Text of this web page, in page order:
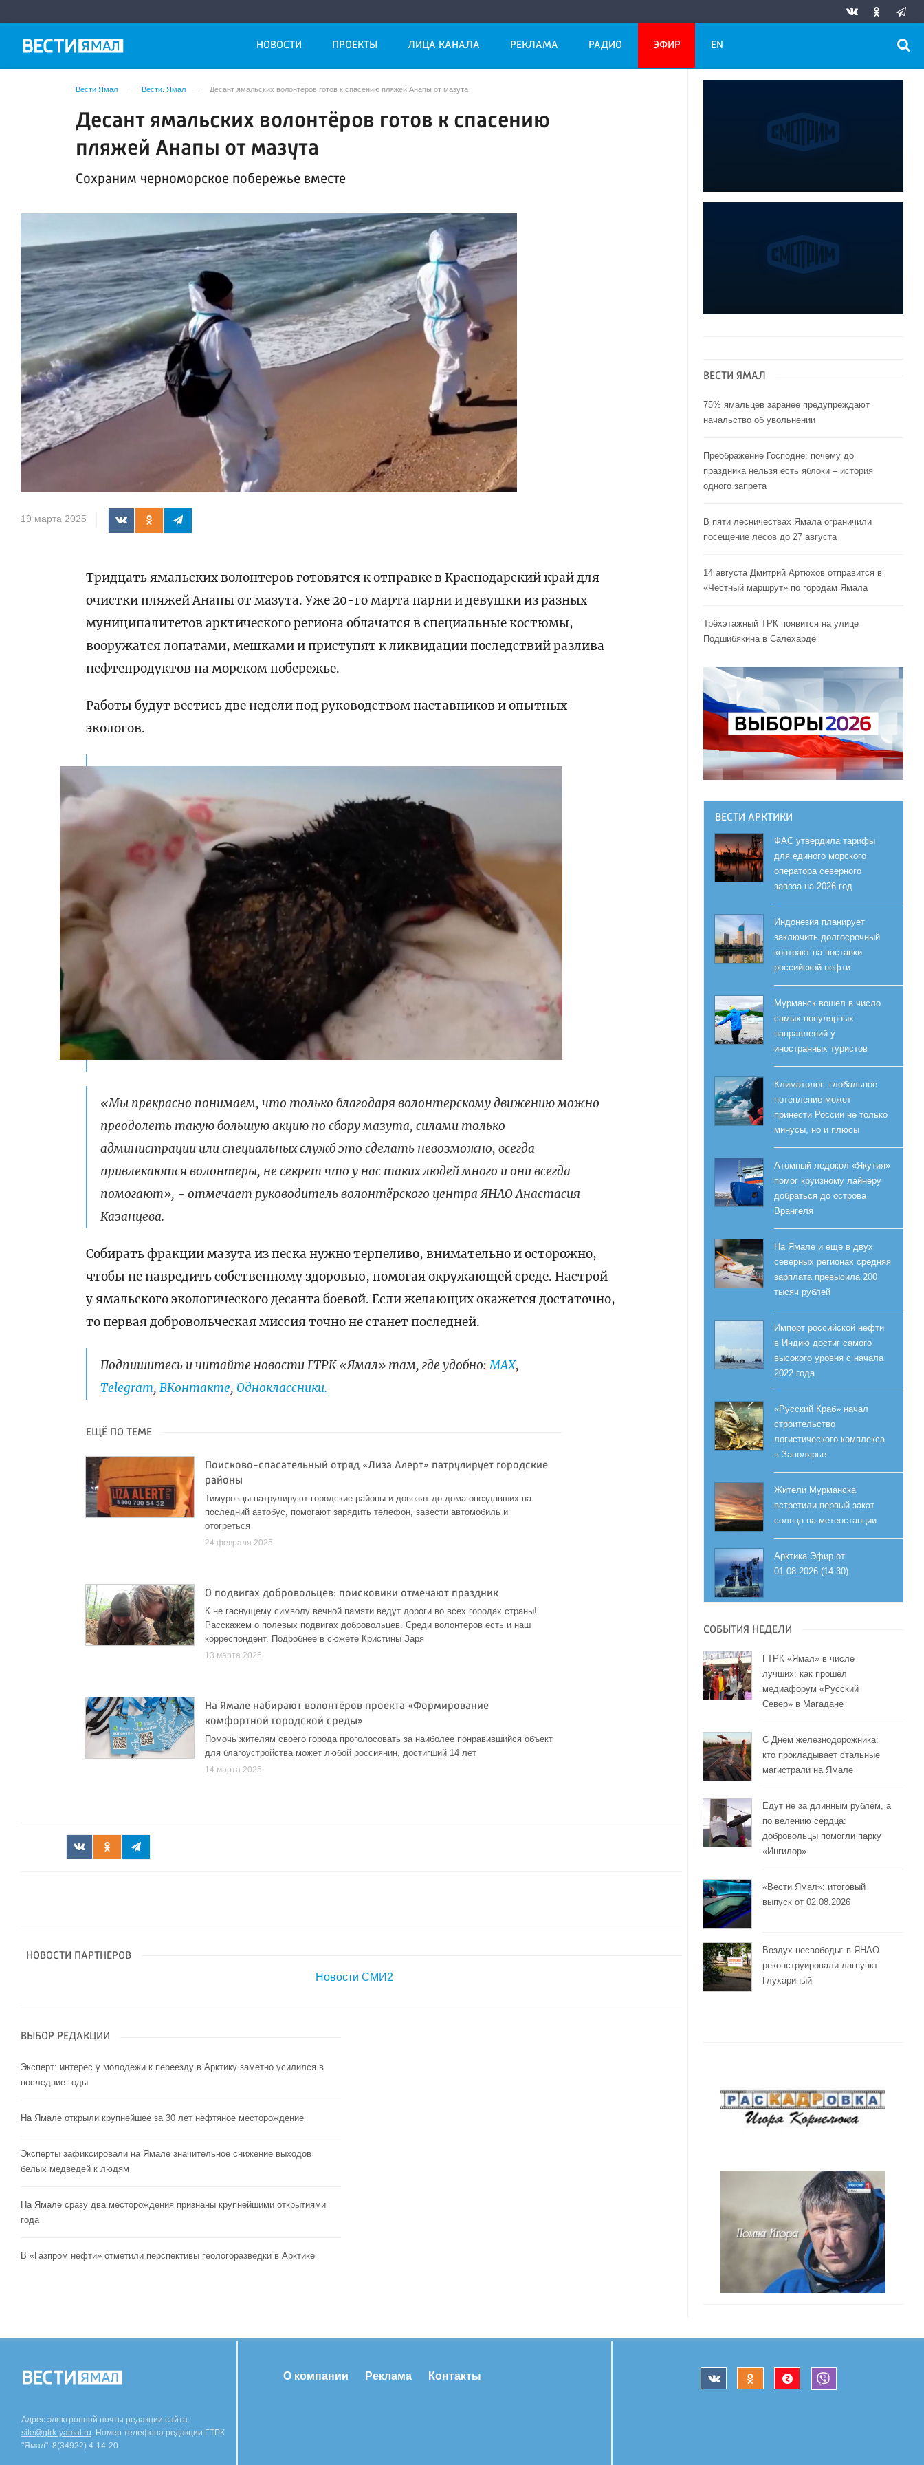
НОВОСТИ ПРОЕКТЫ ЛИЦА КАНАЛА РЕКЛАМА РАДИО ЭФИР EN
Вести Ямал Вести. Ямал Десант ямальских волонтёров готов к спасению пляжей Анапы от мазута
Десант ямальских волонтёров готов к спасению
пляжей Анапы от мазута
Сохраним черноморское побережье вместе
19 марта 2025
Тридцать ямальских волонтеров готовятся к отправке в Краснодарский край для
очистки пляжей Анапы от мазута. Уже 20-го марта парни и девушки из разных
муниципалитетов арктического региона облачатся в специальные костюмы,
вооружатся лопатами, мешками и приступят к ликвидации последствий разлива
нефтепродуктов на морском побережье.
Работы будут вестись две недели под руководством наставников и опытных
экологов.
«Мы прекрасно понимаем, что только благодаря волонтерскому движению можно
преодолеть такую большую акцию по сбору мазута, силами только
администрации или специальных служб это сделать невозможно, всегда
привлекаются волонтеры, не секрет что у нас таких людей много и они всегда
помогают», - отмечает руководитель волонтёрского центра ЯНАО Анастасия
Казанцева.
Собирать фракции мазута из песка нужно терпеливо, внимательно и осторожно,
чтобы не навредить собственному здоровью, помогая окружающей среде. Настрой
у ямальского экологического десанта боевой. Если желающих окажется достаточно,
то первая добровольческая миссия точно не станет последней.
Подпишитесь и читайте новости ГТРК «Ямал» там, где удобно:МАХ,
Telegram,ВКонтакте,Одноклассники.
ЕЩЁ ПО ТЕМЕ
Поисково-спасательный отряд «Лиза Алерт» патрулирует городские
районы
Тимуровцы патрулируют городские районы и довозят до дома опоздавших на
последний автобус, помогают зарядить телефон, завести автомобиль и
отогреться
24 февраля 2025
О подвигах добровольцев: поисковики отмечают праздник
К не гаснущему символу вечной памяти ведут дороги во всех городах страны!
Расскажем о полевых подвигах добровольцев. Среди волонтеров есть и наш
корреспондент. Подробнее в сюжете Кристины Заря
13 марта 2025
На Ямале набирают волонтёров проекта «Формирование
комфортной городской среды»
Помочь жителям своего города проголосовать за наиболее понравившийся объект
для благоустройства может любой россиянин, достигший 14 лет
14 марта 2025
НОВОСТИ ПАРТНЕРОВ
Новости СМИ2
ВЫБОР РЕДАКЦИИ
Эксперт: интерес у молодежи к переезду в Арктику заметно усилился в
последние годы
На Ямале открыли крупнейшее за 30 лет нефтяное месторождение
Эксперты зафиксировали на Ямале значительное снижение выходов
белых медведей к людям
На Ямале сразу два месторождения признаны крупнейшими открытиями
года
В «Газпром нефти» отметили перспективы геологоразведки в Арктике
ВЕСТИ ЯМАЛ
75% ямальцев заранее предупреждают
начальство об увольнении
Преображение Господне: почему до
праздника нельзя есть яблоки – история
одного запрета
В пяти лесничествах Ямала ограничили
посещение лесов до 27 августа
14 августа Дмитрий Артюхов отправится в
«Честный маршрут» по городам Ямала
Трёхэтажный ТРК появится на улице
Подшибякина в Салехарде
ВЕСТИ АРКТИКИ
ФАС утвердила тарифы
для единого морского
оператора северного
завоза на 2026 год
Индонезия планирует
заключить долгосрочный
контракт на поставки
российской нефти
Мурманск вошел в число
самых популярных
направлений у
иностранных туристов
Климатолог: глобальное
потепление может
принести России не только
минусы, но и плюсы
Атомный ледокол «Якутия»
помог круизному лайнеру
добраться до острова
Врангеля
На Ямале и еще в двух
северных регионах средняя
зарплата превысила 200
тысяч рублей
Импорт российской нефти
в Индию достиг самого
высокого уровня с начала
2022 года
«Русский Краб» начал
строительство
логистического комплекса
в Заполярье
Жители Мурманска
встретили первый закат
солнца на метеостанции
Арктика Эфир от
01.08.2026 (14:30)
СОБЫТИЯ НЕДЕЛИ
ГТРК «Ямал» в числе
лучших: как прошёл
медиафорум «Русский
Север» в Магадане
С Днём железнодорожника:
кто прокладывает стальные
магистрали на Ямале
Едут не за длинным рублём, а
по велению сердца:
добровольцы помогли парку
«Ингилор»
«Вести Ямал»: итоговый
выпуск от 02.08.2026
Воздух несвободы: в ЯНАО
реконструировали лагпункт
Глухариный
Адрес электронной почты редакции сайта:
site@gtrk-yamal.ru. Номер телефона редакции ГТРК
"Ямал": 8(34922) 4-14-20.
О компании Реклама Контакты